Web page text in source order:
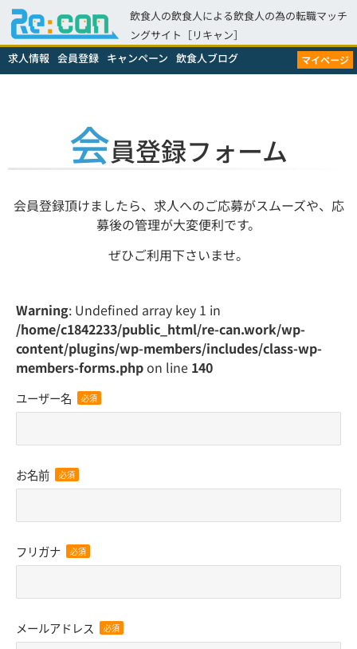
飲食人の飲食人による飲食人の為の転職マッチ
ングサイト［リキャン］
求人情報 会員登録 キャンペーン 飲食人ブログ マイページ
会員登録フォーム
会員登録頂けましたら、求人へのご応募がスムーズや、応
募後の管理が大変便利です。
ぜひご利用下さいませ。
Warning: Undefined array key 1 in
/home/c1842233/public_html/re-can.work/wp-
content/plugins/wp-members/includes/class-wp-
members-forms.phpon line 140
ユーザー名
お名前
フリガナ
メールアドレス